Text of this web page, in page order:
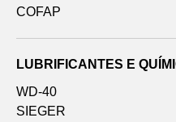
COFAP
LUBRIFICANTES E
WD-40
SIEGER